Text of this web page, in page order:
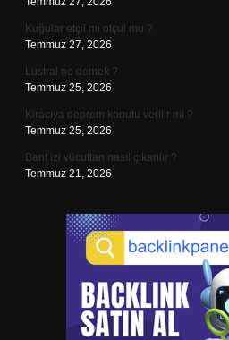
Kuğular etçil mi otçul mu ?
Temmuz 27, 2026
Lustral ne demek ?
Temmuz 25, 2026
Kiracıya deprem konutu verilir mi ?
Temmuz 25, 2026
Bant izi vücuttan nasıl çıkarılır ?
Temmuz 21, 2026